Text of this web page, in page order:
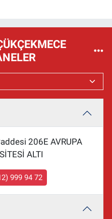
206E AVRUPA
ALTI
999 94 72